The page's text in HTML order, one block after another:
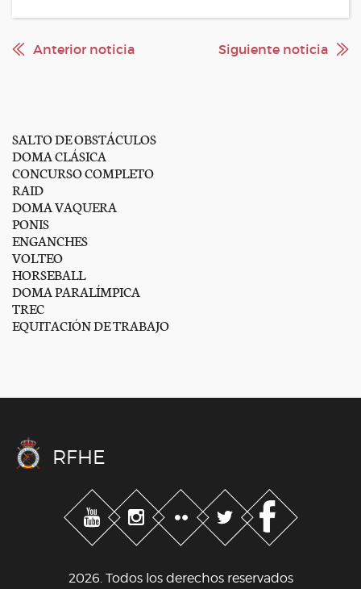
Anterior noticia Siguiente noticia
SALTO DE OBSTÁCULOS
DOMA CLÁSICA
CONCURSO COMPLETO
RAID
DOMA VAQUERA
PONIS
ENGANCHES
VOLTEO
HORSEBALL
DOMA PARALÍMPICA
TREC
EQUITACIÓN DE TRABAJO
RFHE
2026. Todos los derechos reservados